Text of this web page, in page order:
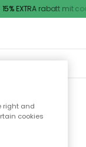
EXTRA rabatt mit code
MÖBEL
right and
cookies